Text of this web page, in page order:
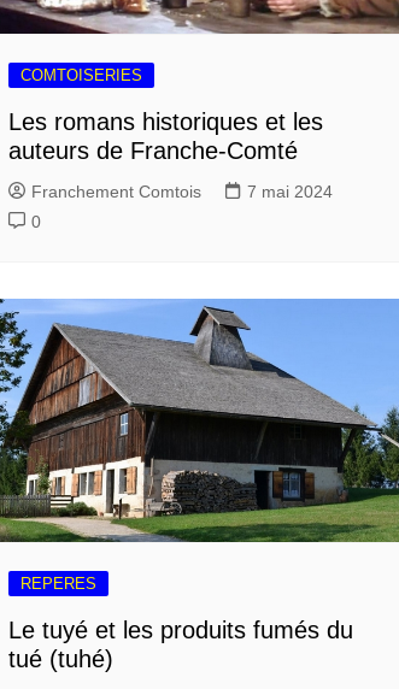
COMTOISERIES
Les romans historiques et les
auteurs de Franche-Comté
Franchement Comtois
7 mai 2024
0
REPERES
Le tuyé et les produits fumés du
tué (tuhé)